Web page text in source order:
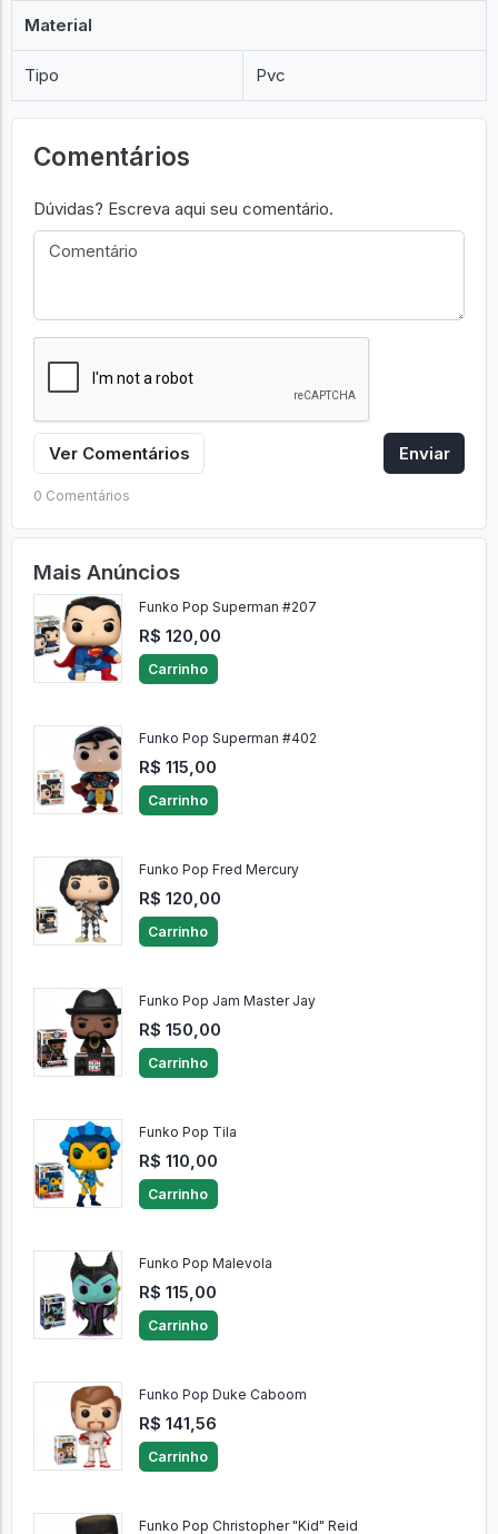
Material
Tipo Pvc
Comentários
Dúvidas? Escreva aqui seu comentário.
Ver Comentários Enviar
0 Comentários
Mais Anúncios
Funko Pop Superman #207
R$ 120,00
Carrinho
Funko Pop Superman #402
R$ 115,00
Carrinho
Funko Pop Fred Mercury
R$ 120,00
Carrinho
Funko Pop Jam Master Jay
R$ 150,00
Carrinho
Funko Pop Tila
R$ 110,00
Carrinho
Funko Pop Malevola
R$ 115,00
Carrinho
Funko Pop Duke Caboom
R$ 141,56
Carrinho
Funko Pop Christopher "Kid" Reid